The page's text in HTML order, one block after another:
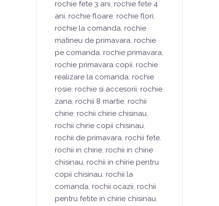
rochie fete 3 ani, rochie fete 4
ani, rochie floare, rochie flori,
rochie la comanda, rochie
matineu de primavara, rochie
pe comanda, rochie primavara,
rochie primavara copii, rochie
realizare la comanda, rochie
rosie, rochie si accesorii, rochie
zana, rochii 8 martie, rochii
chirie, rochii chirie chisinau,
rochii chirie copii chisinau,
rochii de primavara, rochii fete,
rochii in chirie, rochii in chirie
chisinau, rochii in chirie pentru
copii chisinau, rochii la
comanda, rochii ocazii, rochii
pentru fetite in chirie chisinau,